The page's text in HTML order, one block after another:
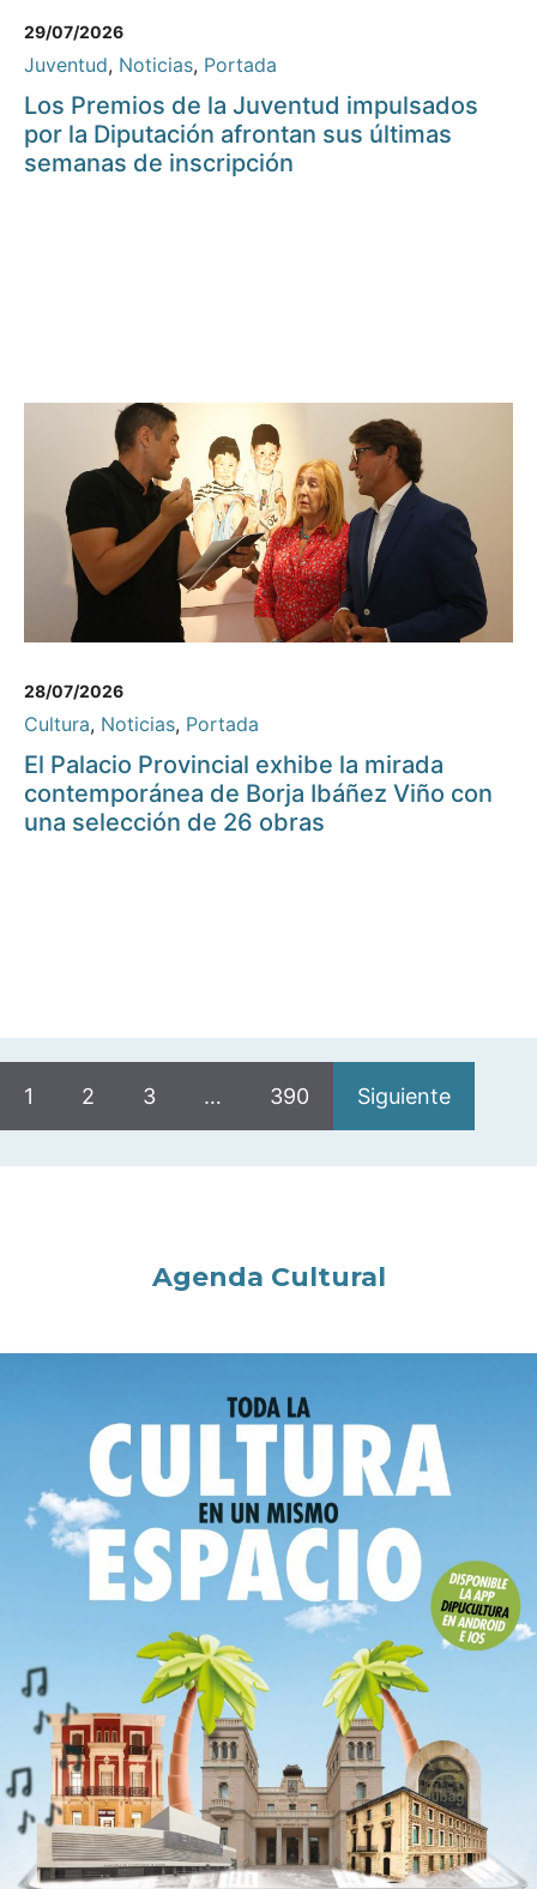
29/07/2026
Juventud, Noticias, Portada
Los Premios de la Juventud impulsados
por la Diputación afrontan sus últimas
semanas de inscripción
28/07/2026
Cultura, Noticias, Portada
El Palacio Provincial exhibe la mirada
contemporánea de Borja Ibáñez Viño con
una selección de 26 obras
1 2 3 … 390 Siguiente
Agenda Cultural